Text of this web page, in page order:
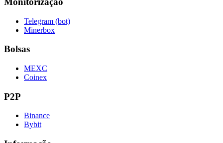
Telegram (bot)
Minerbox
Bolsas
MEXC
Coinex
P2P
Binance
Bybit